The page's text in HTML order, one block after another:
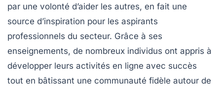
par une volonté d’aider les autres, en fait une
source d’inspiration pour les aspirants
professionnels du secteur. Grâce à ses
enseignements, de nombreux individus ont appris à
développer leurs activités en ligne avec succès
tout en bâtissant une communauté fidèle autour de